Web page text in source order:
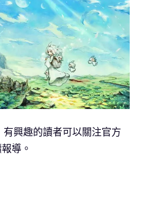
興趣的讀者可以關注官方
導。